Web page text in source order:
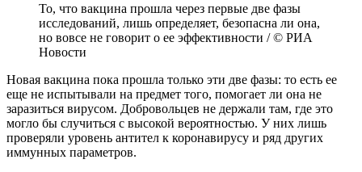
То, что вакцина прошла через первые две фазы
исследований, лишь определяет, безопасна ли она,
но вовсе не говорит о ее эффективности / © РИА
Новости
Новая вакцина пока прошла только эти две фазы: то есть ее
еще не испытывали на предмет того, помогает ли она не
заразиться вирусом. Добровольцев не держали там, где это
могло бы случиться с высокой вероятностью. У них лишь
проверяли уровень антител к коронавирусу и ряд других
иммунных параметров.